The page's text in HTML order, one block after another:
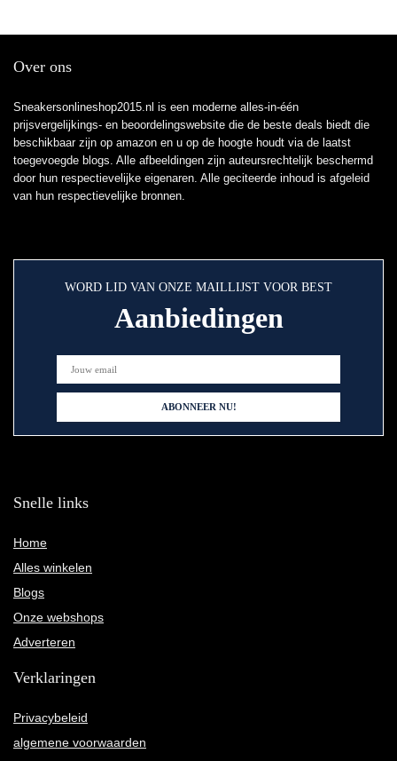
Over ons
Sneakersonlineshop2015.nl is een moderne alles-in-één
prijsvergelijkings- en beoordelingswebsite die de beste deals biedt die
beschikbaar zijn op amazon en u op de hoogte houdt via de laatst
toegevoegde blogs. Alle afbeeldingen zijn auteursrechtelijk beschermd
door hun respectievelijke eigenaren. Alle geciteerde inhoud is afgeleid
van hun respectievelijke bronnen.
WORD LID VAN ONZE MAILLIJST VOOR BEST
Aanbiedingen
Snelle links
Home
Alles winkelen
Blogs
Onze webshops
Adverteren
Verklaringen
Privacybeleid
algemene voorwaarden